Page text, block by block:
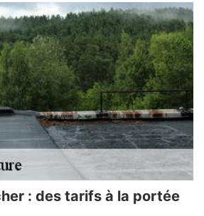
: des tarifs à la portée